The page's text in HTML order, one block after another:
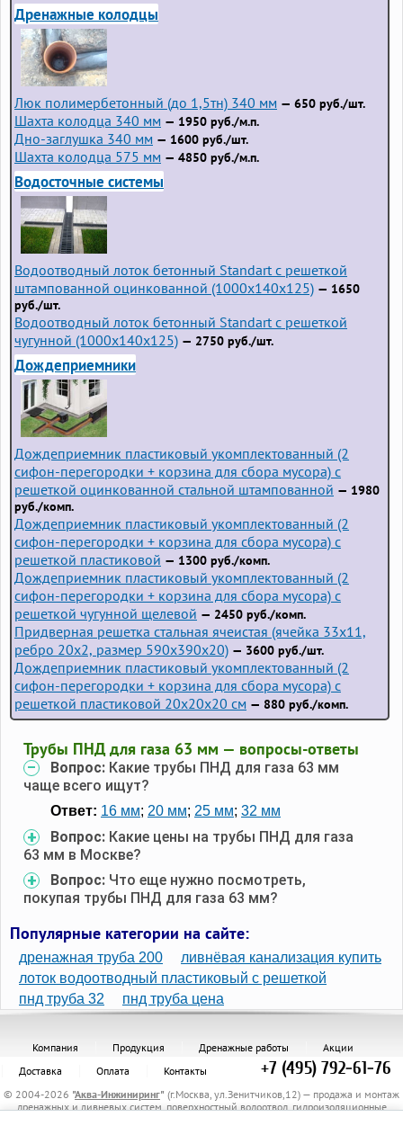
Дренажные колодцы
Люк полимербетонный (до 1,5тн) 340 мм — 650 руб./шт.
Шахта колодца 340 мм — 1950 руб./м.п.
Дно-заглушка 340 мм — 1600 руб./шт.
Шахта колодца 575 мм — 4850 руб./м.п.
Водосточные системы
Водоотводный лоток бетонный Standart с решеткой
штампованной оцинкованной (1000x140x125) — 1650
руб./шт.
Водоотводный лоток бетонный Standart с решеткой
чугунной (1000x140x125) — 2750 руб./шт.
Дождеприемники
Дождеприемник пластиковый укомплектованный (2
сифон-перегородки + корзина для сбора мусора) с
решеткой оцинкованной стальной штампованной — 1980
руб./комп.
Дождеприемник пластиковый укомплектованный (2
сифон-перегородки + корзина для сбора мусора) с
решеткой пластиковой — 1300 руб./комп.
Дождеприемник пластиковый укомплектованный (2
сифон-перегородки + корзина для сбора мусора) с
решеткой чугунной щелевой — 2450 руб./комп.
Придверная решетка стальная ячеистая (ячейка 33x11,
ребро 20x2, размер 590x390x20) — 3600 руб./шт.
Дождеприемник пластиковый укомплектованный (2
сифон-перегородки + корзина для сбора мусора) с
решеткой пластиковой 20х20х20 см — 880 руб./комп.
Трубы ПНД для газа 63 мм — вопросы-ответы
Вопрос: Какие трубы ПНД для газа 63 мм
чаще всего ищут?
Ответ: 16 мм; 20 мм; 25 мм; 32 мм
Вопрос: Какие цены на трубы ПНД для газа
63 мм в Москве?
Вопрос: Что еще нужно посмотреть,
покупая трубы ПНД для газа 63 мм?
Популярные категории на сайте:
дренажная труба 200
ливнёвая канализация купить
лоток водоотводный пластиковый с решеткой
пнд труба 32
пнд труба цена
Компания Продукция Дренажные работы
Акции
Доставка
Оплата Контакты +7 (495) 792-61-76
© 2004-2026 "Аква-Инжиниринг" (г.Москва, ул.Зенитчиков,12) — продажа и монтаж
дренажных и ливневых систем, поверхностный водоотвод, гидроизоляционные